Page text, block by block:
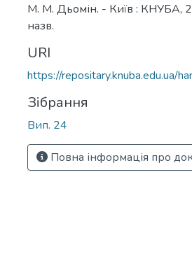
М. М. Дьомін. - Київ : КНУБА,
назв.
URI
https://repositary.knuba.edu.ua/
Зібрання
Вип. 24
Повна інформація про